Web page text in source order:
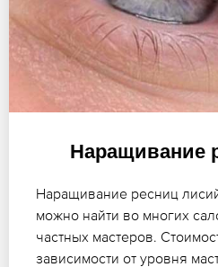
Наращивание
Наращивание ресниц
можно найти во многих
частных мастеров.
зависимости от уровня